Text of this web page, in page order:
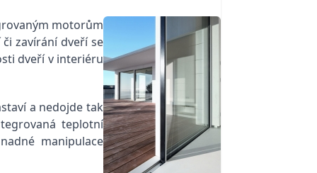
motorům
zavírání dveří se
dveří v interiéru
a nedojde tak
teplotní
manipulace